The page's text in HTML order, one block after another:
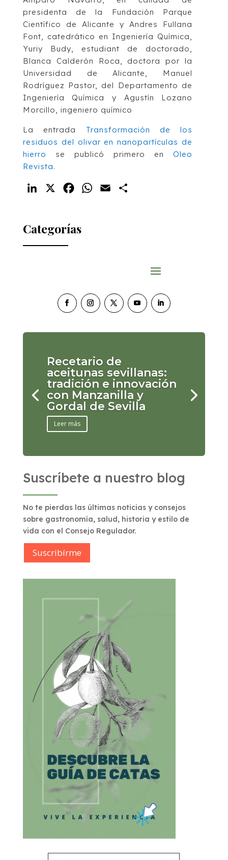
presidenta de la Fundación Parque
Científico de Alicante y Andres Fullana
Font, catedrático en Ingeniería Química,
Yuriy Budy, estudiant de doctorado,
Blanca Calderón Roca, doctora por la
Universidad de Alicante, Manuel
Rodríguez Pastor, del Departamento de
Ingeniería Química y Agustín Lozano
Morcillo, ingeniero químico
La entrada Transformación de los
residuos del olivar en nanopartículas de
hierro se publicó primero enOleo
Revista.
LinkedIn FacebookWhatsApp
Email
Categorías
Recetario de
aceitunas sevillanas:
tradición e innovación
con Manzanilla y
Gordal de Sevilla
Leer más
Suscríbete a nuestro blog
No te pierdas las últimas noticias y consejos
sobre gastronomía, salud, historia y estilo de
vida con el Consejo Regulador.
Suscribírme